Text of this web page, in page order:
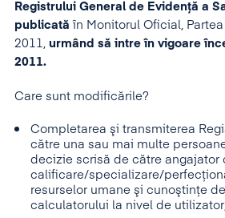
Registrului General de Evidenţă a
publicată în Monitorul Oficial,
2011, urmând să intre în vigoare
2011.
Care sunt modificările?
Completarea şi transmiterea
către una sau mai multe
decizie scrisă de către angajator
calificare/specializare/
resurselor umane şi cunoştinţe
calculatorului la nivel de